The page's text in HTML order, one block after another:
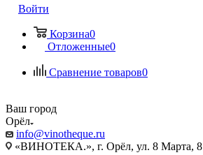
Войти
Корзина0
Отложенные0
Сравнение товаров0
Ваш город
Орёл
info@vinotheque.ru
«ВИНОТЕКА.», г. Орёл, ул. 8 Марта, 8